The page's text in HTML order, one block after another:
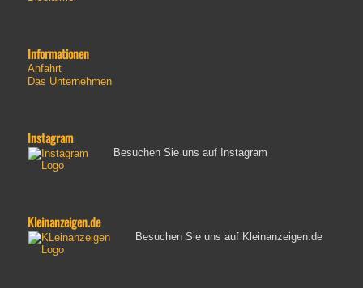
Informationen
Anfahrt
Das Unternehmen
Instagram
Besuchen Sie uns auf Instagram
Kleinanzeigen.de
Besuchen Sie uns auf Kleinanzeigen.de